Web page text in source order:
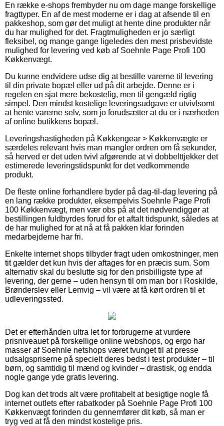
En række e-shops frembyder nu om dage mange forskellige
fragttyper. En af de mest moderne er i dag at afsende til en
pakkeshop, som gør det muligt at hente dine produkter når
du har mulighed for det. Fragtmuligheden er jo særligt
fleksibel, og mange gange ligeledes den mest prisbevidste
mulighed for levering ved køb af Soehnle Page Profi 100
Køkkenvægt.
Du kunne endvidere udse dig at bestille varerne til levering
til din private bopæl eller ud på dit arbejde. Denne er i
regelen en sjat mere bekostelig, men til gengæld rigtig
simpel. Den mindst kostelige leveringsudgave er utvivlsomt
at hente varerne selv, som jo forudsætter at du er i nærheden
af online butikkens bopæl.
Leveringshastigheden på Køkkengear > Køkkenvægte er
særdeles relevant hvis man mangler ordren om få sekunder,
så herved er det uden tvivl afgørende at vi dobbelttjekker det
estimerede leveringstidspunkt for det vedkommende
produkt.
De fleste online forhandlere byder på dag-til-dag levering på
en lang række produkter, eksempelvis Soehnle Page Profi
100 Køkkenvægt, men vær obs på at det nødvendiggør at
bestillingen fuldbyrdes forud for et aftalt tidspunkt, således at
de har mulighed for at nå at få pakken klar forinden
medarbejderne har fri.
Enkelte internet shops tilbyder fragt uden omkostninger, men
tit gælder det kun hvis der aftages for en præcis sum. Som
alternativ skal du beslutte sig for den prisbilligste type af
levering, der gerne – uden hensyn til om man bor i Roskilde,
Brønderslev eller Lemvig – vil være at få kørt ordren til et
udleveringssted.
Det er efterhånden ultra let for forbrugerne at vurdere
prisniveauet på forskellige online webshops, og ergo har
masser af Soehnle netshops været tvunget til at presse
udsalgspriserne på specielt deres bedst i test produkter – til
børn, og samtidig til mænd og kvinder – drastisk, og endda
nogle gange yde gratis levering.
Dog kan det trods alt være profitabelt at besigtige nogle få
internet outlets efter rabatkoder på Soehnle Page Profi 100
Køkkenvægt forinden du gennemfører dit køb, så man er
tryg ved at få den mindst kostelige pris.